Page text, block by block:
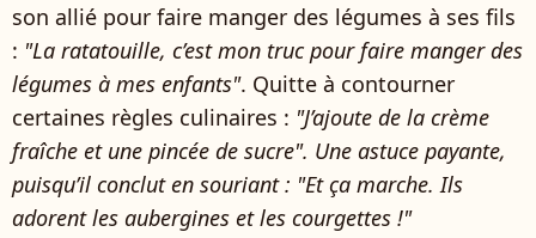
son allié pour faire manger des légumes à ses fils
: "La ratatouille, c’est mon truc pour faire manger des
légumes à mes enfants". Quitte à contourner
certaines règles culinaires : "J’ajoute de la crème
fraîche et une pincée de sucre". Une astuce payante,
puisqu’il conclut en souriant : "Et ça marche. Ils
adorent les aubergines et les courgettes !"